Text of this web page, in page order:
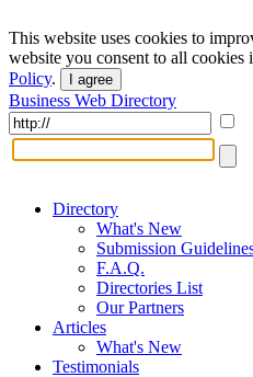
This website uses cookies to
website you consent to all cookies
Policy. I agree
Business Web Directory
Directory
What's New
Submission
F.A.Q.
Directories List
Our Partners
Articles
What's New
Testimonials